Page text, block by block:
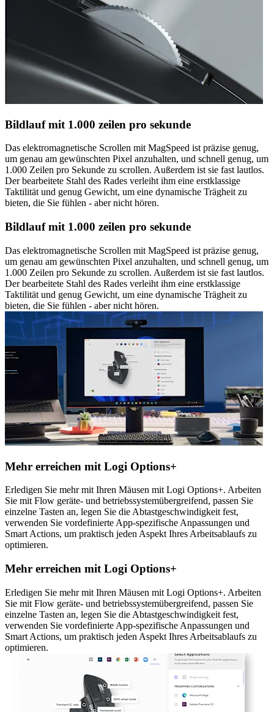
Bildlauf mit 1.000 zeilen pro sekunde
Das elektromagnetische Scrollen mit MagSpeed ist präzise genug,
um genau am gewünschten Pixel anzuhalten, und schnell genug, um
1.000 Zeilen pro Sekunde zu scrollen. Außerdem ist sie fast lautlos.
Der bearbeitete Stahl des Rades verleiht ihm eine erstklassige
Taktilität und genug Gewicht, um eine dynamische Trägheit zu
bieten, die Sie fühlen - aber nicht hören.
Bildlauf mit 1.000 zeilen pro sekunde
Das elektromagnetische Scrollen mit MagSpeed ist präzise genug,
um genau am gewünschten Pixel anzuhalten, und schnell genug, um
1.000 Zeilen pro Sekunde zu scrollen. Außerdem ist sie fast lautlos.
Der bearbeitete Stahl des Rades verleiht ihm eine erstklassige
Taktilität und genug Gewicht, um eine dynamische Trägheit zu
bieten, die Sie fühlen - aber nicht hören.
Mehr erreichen mit Logi Options+
Erledigen Sie mehr mit Ihren Mäusen mit Logi Options+. Arbeiten
Sie mit Flow geräte- und betriebssystemübergreifend, passen Sie
einzelne Tasten an, legen Sie die Abtastgeschwindigkeit fest,
verwenden Sie vordefinierte App-spezifische Anpassungen und
Smart Actions, um praktisch jeden Aspekt Ihres Arbeitsablaufs zu
optimieren.
Mehr erreichen mit Logi Options+
Erledigen Sie mehr mit Ihren Mäusen mit Logi Options+. Arbeiten
Sie mit Flow geräte- und betriebssystemübergreifend, passen Sie
einzelne Tasten an, legen Sie die Abtastgeschwindigkeit fest,
verwenden Sie vordefinierte App-spezifische Anpassungen und
Smart Actions, um praktisch jeden Aspekt Ihres Arbeitsablaufs zu
optimieren.